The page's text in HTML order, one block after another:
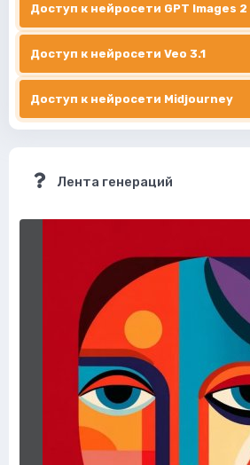
Доступ к нейросети GPT Images 2
Доступ к нейросети Veo 3.1
Доступ к нейросети Midjourney
Лента генераций